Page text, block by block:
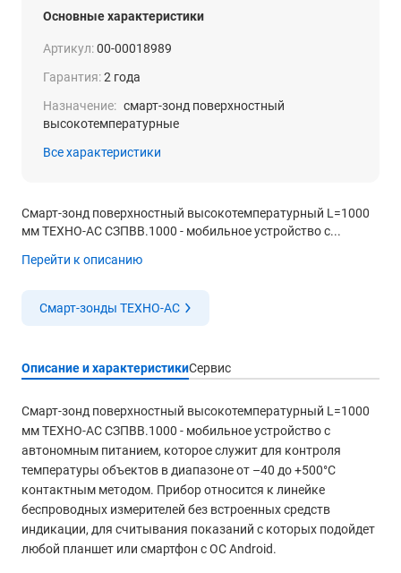
Основные характеристики
Артикул:00-00018989
Гарантия:2 года
Назначение: смарт-зонд поверхностный
высокотемпературные
Все характеристики
Смарт-зонд поверхностный высокотемпературный L=1000
мм ТЕХНО-АС СЗПВВ.1000 - мобильное устройство с...
Перейти к описанию
Смарт-зонды ТЕХНО-АС
Описание и характеристикиСервис
Смарт-зонд поверхностный высокотемпературный L=1000
мм ТЕХНО-АС СЗПВВ.1000 - мобильное устройство с
автономным питанием, которое служит для контроля
температуры объектов в диапазоне от –40 до +500°С
контактным методом. Прибор относится к линейке
беспроводных измерителей без встроенных средств
индикации, для считывания показаний с которых подойдет
любой планшет или смартфон с ОС Android.